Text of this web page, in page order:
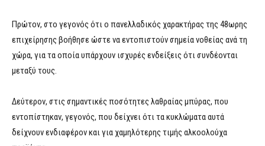
Πρώτον, στο γεγονός ότι ο πανελλαδικός χαρακτήρας της 48ωρης
επιχείρησης βοήθησε ώστε να εντοπιστούν σημεία νοθείας ανά τη
χώρα, για τα οποία υπάρχουν ισχυρές ενδείξεις ότι συνδέονται
μεταξύ τους.
Δεύτερον, στις σημαντικές ποσότητες λαθραίας μπύρας, που
εντοπίστηκαν, γεγονός, που δείχνει ότι τα κυκλώματα αυτά
δείχνουν ενδιαφέρον και για χαμηλότερης τιμής αλκοολούχα